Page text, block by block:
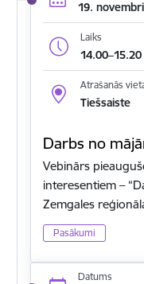
19.
Laiks
14.00–15.20
Atrašanās
Tiešsaiste
Darbs no
Vebinārs
interesentiem –
Zemgales
Pasākumi
Datums